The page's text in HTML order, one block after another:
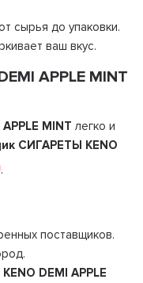
сырья до упаковки.
ваш вкус.
APPLE MINT
MINT легко и
СИГАРЕТЫ KENO
.
поставщиков.
DEMI APPLE